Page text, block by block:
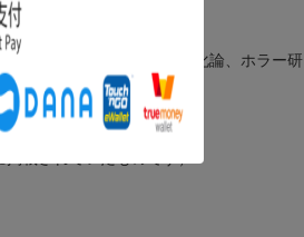
。専門は宗教学、表象文化論、ホラー研
載されていたものです）